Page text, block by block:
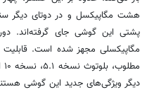
هشت مگاپیکسل و در دوتای دیگر
دیگر ویژگی‌های جدید این گوشی